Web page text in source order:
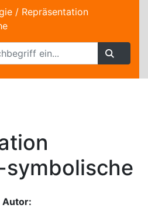
/ Repräsentation
Autor: